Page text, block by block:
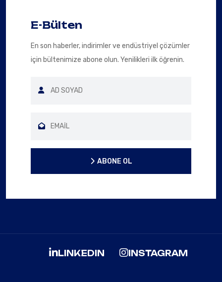
E-Bülten
En son haberler, indirimler ve endüstriyel çözümler
için bültenimize abone olun. Yenilikleri ilk öğrenin.
ABONE OL
LINKEDIN INSTAGRAM